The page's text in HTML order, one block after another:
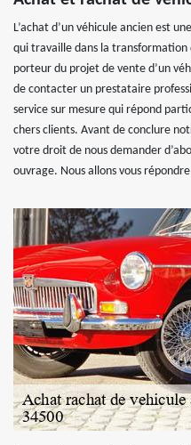
L’achat d’un véhicule ancien est
qui travaille dans la transformation
porteur du projet de vente d’un
de contacter un prestataire
service sur mesure qui répond
chers clients. Avant de conclure
votre droit de nous demander
ouvrage. Nous allons vous